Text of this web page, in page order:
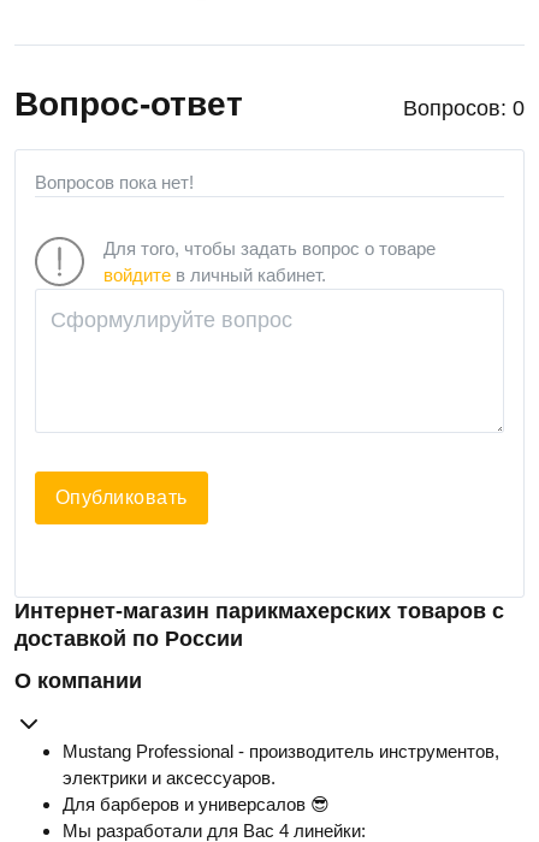
Вопрос-ответ Вопросов: 0
Вопросов пока нет!
Для того, чтобы задать вопрос о товаре
войдите в личный кабинет.
Опубликовать
Интернет-магазин парикмахерских товаров с
доставкой по России
О компании
Mustang Professional - производитель инструментов,
электрики и аксессуаров.
Для барберов и универсалов 😎
Мы разработали для Вас 4 линейки: